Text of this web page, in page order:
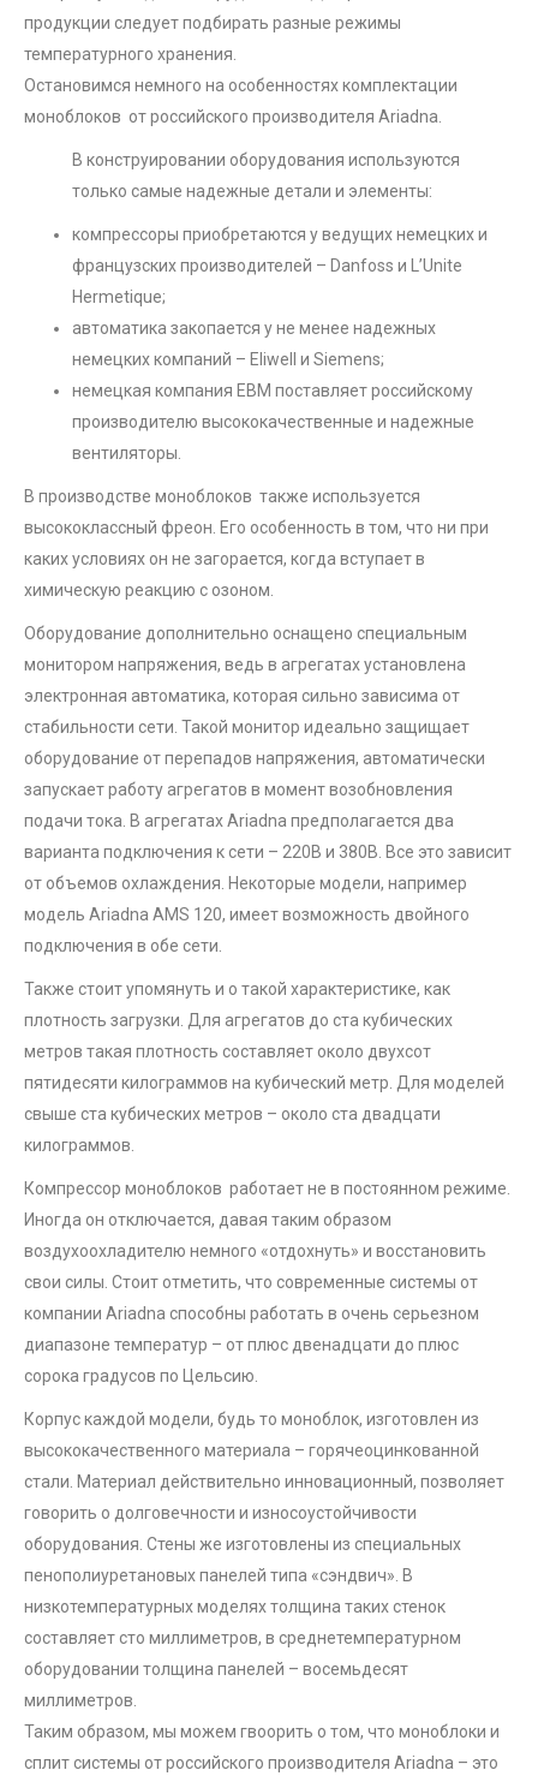
продукции следует подбирать разные режимы
температурного хранения.
Остановимся немного на особенностях комплектации
моноблоков от российского производителя Ariadna.
В конструировании оборудования используются
только самые надежные детали и элементы:
компрессоры приобретаются у ведущих немецких и
французских производителей – Danfoss и L’Unite
Hermetique;
автоматика закопается у не менее надежных
немецких компаний – Eliwell и Siemens;
немецкая компания ЕВМ поставляет российскому
производителю высококачественные и надежные
вентиляторы.
В производстве моноблоков также используется
высококлассный фреон. Его особенность в том, что ни при
каких условиях он не загорается, когда вступает в
химическую реакцию с озоном.
Оборудование дополнительно оснащено специальным
монитором напряжения, ведь в агрегатах установлена
электронная автоматика, которая сильно зависима от
стабильности сети. Такой монитор идеально защищает
оборудование от перепадов напряжения, автоматически
запускает работу агрегатов в момент возобновления
подачи тока. В агрегатах Ariadna предполагается два
варианта подключения к сети – 220В и 380В. Все это зависит
от объемов охлаждения. Некоторые модели, например
модель Ariadna AMS 120, имеет возможность двойного
подключения в обе сети.
Также стоит упомянуть и о такой характеристике, как
плотность загрузки. Для агрегатов до ста кубических
метров такая плотность составляет около двухсот
пятидесяти килограммов на кубический метр. Для моделей
свыше ста кубических метров – около ста двадцати
килограммов.
Компрессор моноблоков работает не в постоянном режиме.
Иногда он отключается, давая таким образом
воздухоохладителю немного «отдохнуть» и восстановить
свои силы. Стоит отметить, что современные системы от
компании Ariadna способны работать в очень серьезном
диапазоне температур – от плюс двенадцати до плюс
сорока градусов по Цельсию.
Корпус каждой модели, будь то моноблок, изготовлен из
высококачественного материала – горячеоцинкованной
стали. Материал действительно инновационный, позволяет
говорить о долговечности и износоустойчивости
оборудования. Стены же изготовлены из специальных
пенополиуретановых панелей типа «сэндвич». В
низкотемпературных моделях толщина таких стенок
составляет сто миллиметров, в среднетемпературном
оборудовании толщина панелей – восемьдесят
миллиметров.
Таким образом, мы можем гвоорить о том, что моноблоки и
сплит системы от российского производителя Ariadna – это